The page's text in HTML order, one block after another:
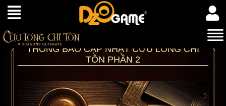
THÔNG BÁO CẬP NHẬT CỬU LONG CHÍ
TÔN PHẦN 2